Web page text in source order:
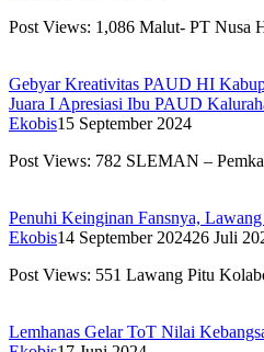
Post Views: 1,086 Malut- PT Nusa
Gebyar Kreativitas PAUD HI
Juara I Apresiasi Ibu PAUD
Ekobis15 September 2024
Post Views: 782 SLEMAN –
Penuhi Keinginan Fansnya,
Ekobis14 September 202426 Juli
Post Views: 551 Lawang Pitu
Lemhanas Gelar ToT Nilai